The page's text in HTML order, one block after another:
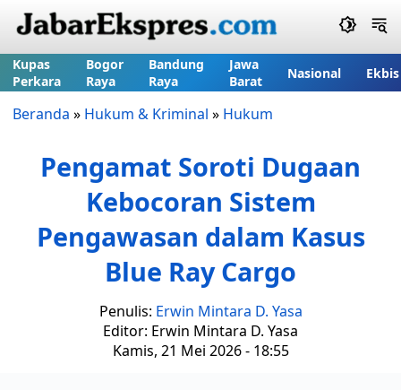
Kupas
Perkara
Bogor
Raya
Bandung
Raya
Jawa
Barat
Nasional Ekbis
Beranda » Hukum & Kriminal » Hukum
Pengamat Soroti Dugaan
Kebocoran Sistem
Pengawasan dalam Kasus
Blue Ray Cargo
Penulis: Erwin Mintara D. Yasa
Editor: Erwin Mintara D. Yasa
Kamis, 21 Mei 2026 - 18:55